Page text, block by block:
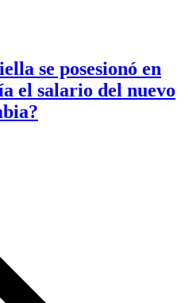
se posesionó en
el salario del nuevo